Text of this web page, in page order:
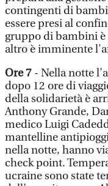
contingenti di
essere presi al
gruppo di bambini è
altro è imminente
Ore 7 - Nella notte
dopo 12 ore di
della solidarietà è
Anthony Grande,
medico Luigi
mantelline
nella notte, hanno
check point.
ucraine sono state